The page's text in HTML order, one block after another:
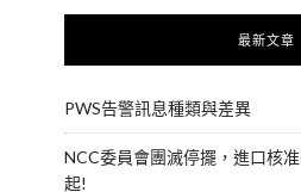
最新文章
PWS告警訊息種類與差異
NCC委員會團滅停擺，進口核
起!